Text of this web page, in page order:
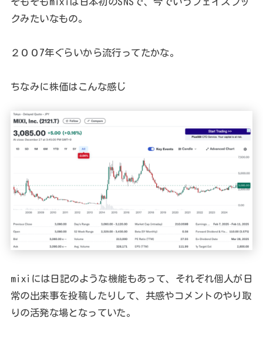
クみたいなもの。
２００7年ぐらいから流行ってたかな。
ちなみに株価はこんな感じ
mixiには日記のような機能もあって、それぞれ個人が日
常の出来事を投稿したりして、共感やコメントのやり取
りの活発な場となっていた。